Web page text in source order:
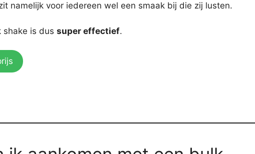
namelijk voor iedereen wel een smaak bij die zij lusten.
shake is dus super effectief.